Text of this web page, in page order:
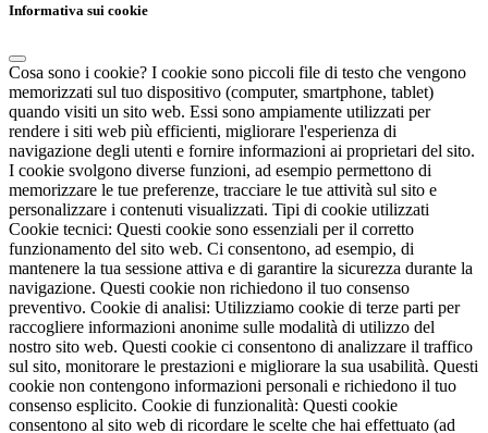
Informativa sui cookie
Cosa sono i cookie? I cookie sono piccoli file di testo che vengono
memorizzati sul tuo dispositivo (computer, smartphone, tablet)
quando visiti un sito web. Essi sono ampiamente utilizzati per
rendere i siti web più efficienti, migliorare l'esperienza di
navigazione degli utenti e fornire informazioni ai proprietari del sito.
I cookie svolgono diverse funzioni, ad esempio permettono di
memorizzare le tue preferenze, tracciare le tue attività sul sito e
personalizzare i contenuti visualizzati. Tipi di cookie utilizzati
Cookie tecnici: Questi cookie sono essenziali per il corretto
funzionamento del sito web. Ci consentono, ad esempio, di
mantenere la tua sessione attiva e di garantire la sicurezza durante la
navigazione. Questi cookie non richiedono il tuo consenso
preventivo. Cookie di analisi: Utilizziamo cookie di terze parti per
raccogliere informazioni anonime sulle modalità di utilizzo del
nostro sito web. Questi cookie ci consentono di analizzare il traffico
sul sito, monitorare le prestazioni e migliorare la sua usabilità. Questi
cookie non contengono informazioni personali e richiedono il tuo
consenso esplicito. Cookie di funzionalità: Questi cookie
consentono al sito web di ricordare le scelte che hai effettuato (ad